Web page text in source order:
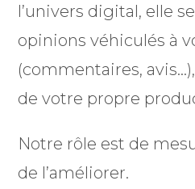
l’univers digital, elle
opinions véhiculés à
(commentaires,
de votre propre
Notre rôle est de
de l’améliorer.